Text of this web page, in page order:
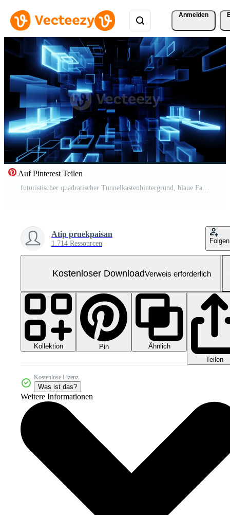
Anmelden
Auf Pinterest Teilen
futuristischer quadratischer Tunnelkastenhintergrund, blaue Farbe, Auflösung 4k Kostenloses Video
Atip pruekpaisan
1.714 Ressourcen Folgen
Kostenloser DownloadVerweis erforderlich
Kollektion Pin
Ähnlich
Teilen
Kostenlose Lizenz
Was ist das?
Weitere Informationen